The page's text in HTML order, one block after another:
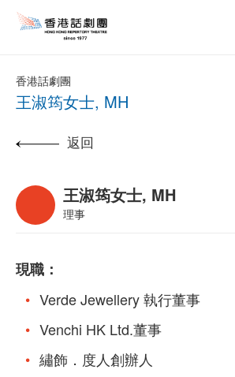
香港話劇團
王淑筠女士, MH
返回
王淑筠女士, MH
理事
現職：
Verde Jewellery 執行董事
Venchi HK Ltd.董事
繡飾．度人創辦人